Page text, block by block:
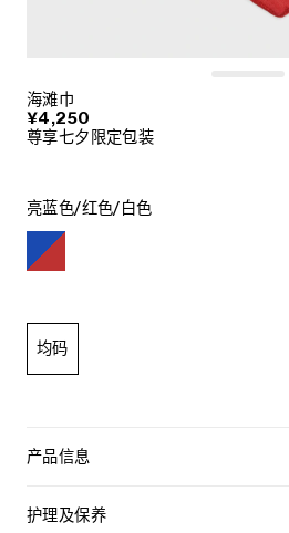
海滩巾
¥4,250
尊享七夕限定包装
亮蓝色/红色/白色
均码
产品信息
63 X 43.3英寸（160 X 110厘米）
护理及保养